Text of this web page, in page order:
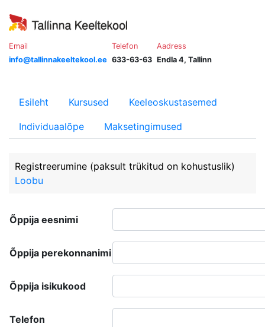
Email
info@tallinnakeeltekool.ee
Telefon
633-63-63
Aadress
Endla 4, Tallinn
Esileht Kursused Keeleoskustasemed
Individuaalõpe Maksetingimused
Registreerumine (paksult trükitud on kohustuslik)
Loobu
Õppija eesnimi
Õppija perekonnanimi
Õppija isikukood
Telefon